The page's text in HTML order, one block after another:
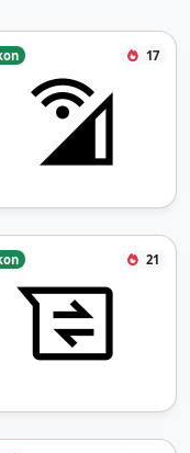
17
21